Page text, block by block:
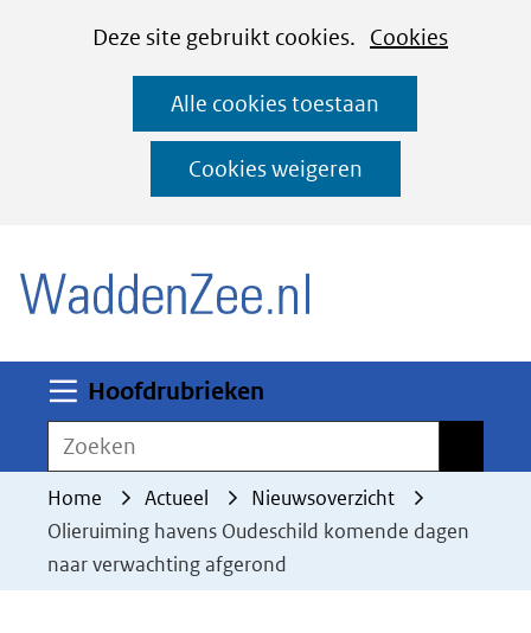
CookiesDeze site gebruikt cookies. Cookies
deze
worden
toegestaan
geweigerd.
Alle cookies toestaan
Cookies weigeren
Ga
naar
de
inhoud
Hoofdrubrieken
Zoeken
Home Actueel
Nieuwsoverzicht
Olieruiming havens Oudeschild komende dagen
naar verwachting afgerond